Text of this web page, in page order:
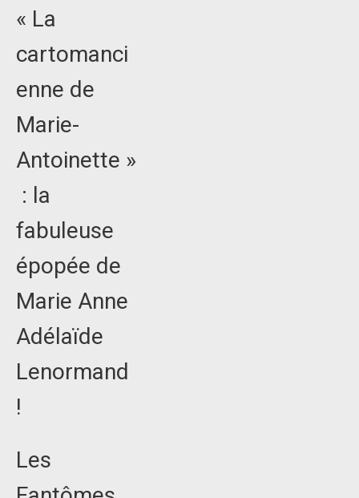
« La
cartomanci
enne de
Marie-
Antoinette »
: la
fabuleuse
épopée de
Marie Anne
Adélaïde
Lenormand
!
Les